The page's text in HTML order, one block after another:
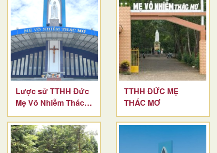
Lược sử TTHH Đức
Mẹ Vô Nhiễm Thác
Mơ
TTHH ĐỨC MẸ
THÁC MƠ